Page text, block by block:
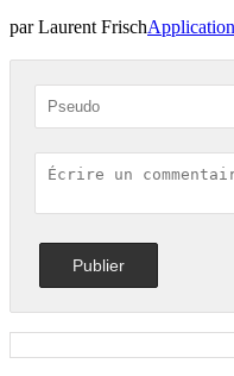
par Laurent Frisch